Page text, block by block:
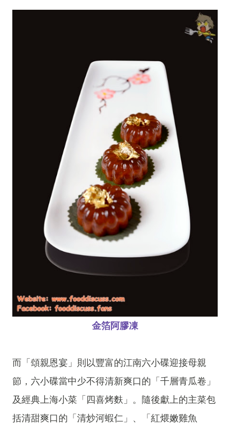
金箔阿膠凍
而「頌親恩宴」則以豐富的江南六小碟迎接母親
節，六小碟當中少不得清新爽口的「千層青瓜卷」
及經典上海小菜「四喜烤麩」。隨後獻上的主菜包
括清甜爽口的「清炒河蝦仁」、「紅煨嫩雞魚